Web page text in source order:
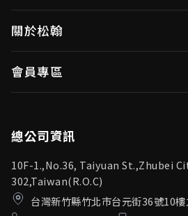
無線視頻傳輸
OID產品(Optical ID)
視訊／影像控制器
無線視頻傳輸
投資人專區
利害關係人
關於松翰
會員專區
總公司資訊
10F-1.,No.36, Taiyuan St.,Zhubei
302,Taiwan(R.O.C)
台灣新竹縣竹北市台元街36號10樓